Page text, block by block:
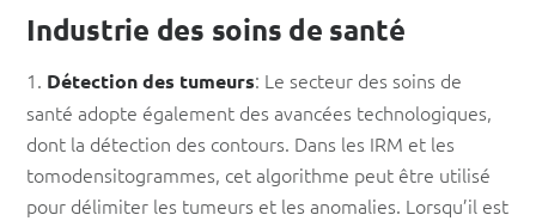
Industrie des soins de santé
1. Détection des tumeurs: Le secteur des soins de
santé adopte également des avancées technologiques,
dont la détection des contours. Dans les IRM et les
tomodensitogrammes, cet algorithme peut être utilisé
pour délimiter les tumeurs et les anomalies. Lorsqu’il est